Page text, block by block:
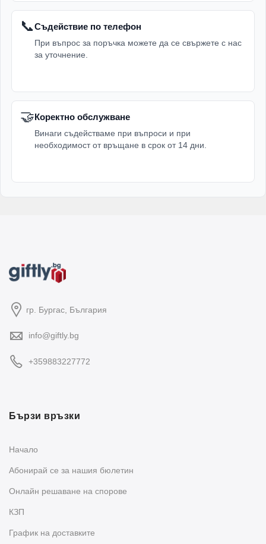
📞Съдействие по телефон
При въпрос за поръчка можете да се свържете с нас
за уточнение.
🤝Коректно обслужване
Винаги съдействаме при въпроси и при
необходимост от връщане в срок от 14 дни.
гр. Бургас, България
info@giftly.bg
+359883227772
Бързи връзки
Начало
Абонирай се за нашия бюлетин
Oнлайн решаване на спорове
КЗП
График на доставките